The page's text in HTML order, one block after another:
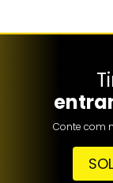
Conte com